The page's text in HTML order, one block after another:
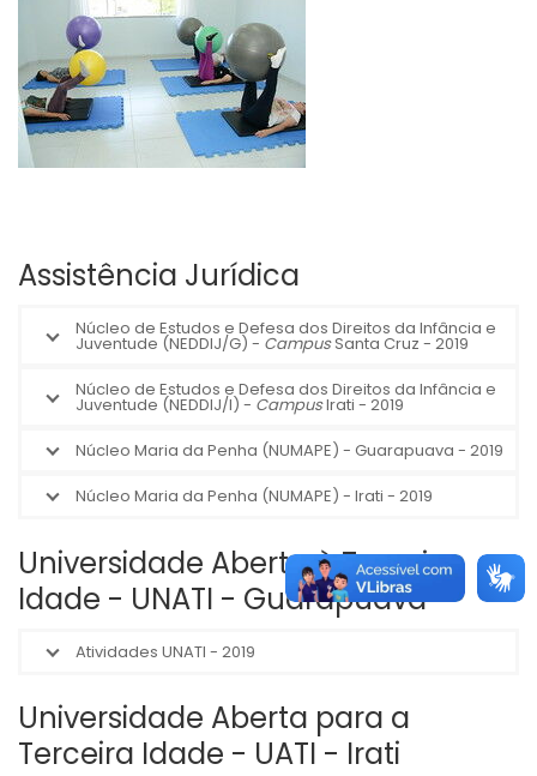
Assistência Jurídica
Núcleo de Estudos e Defesa dos Direitos da Infância e
Juventude (NEDDIJ/G) - CampusSanta Cruz - 2019
Núcleo de Estudos e Defesa dos Direitos da Infância e
Juventude (NEDDIJ/I) - CampusIrati - 2019
Núcleo Maria da Penha (NUMAPE) - Guarapuava - 2019
Núcleo Maria da Penha (NUMAPE) - Irati - 2019
Universidade Aberta à Terceira
Idade - UNATI - Guarapuava
Atividades UNATI - 2019
Universidade Aberta para a
Terceira Idade - UATI - Irati